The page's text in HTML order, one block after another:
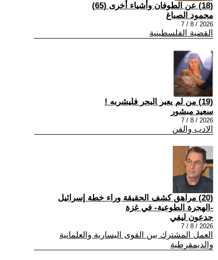
(18) عن الطوفان وأشياء أخرى (65)
محمود الصباغ
2026 / 8 / 7
القضية الفلسطينية
(19) من لم يعبر البحر فليشربه !
سعيد مبشور
2026 / 8 / 7
الادب والفن
(20) مراهق كشف الحقيقة وراء خطة إسرائيل
-الهجرة الطوعية- في غزة
جدعون ليفي
2026 / 8 / 7
العمل المشترك بين القوى اليسارية والعلمانية
والديمقرطية